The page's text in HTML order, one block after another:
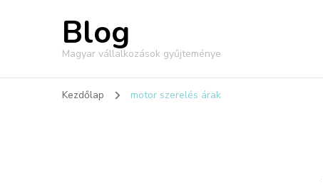
Blog
Magyar vállalkozások gyűjteménye
Kezdőlap motor szerelés árak